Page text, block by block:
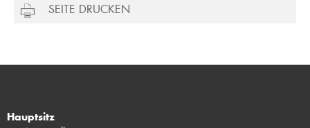
SEITE DRUCKEN
Hauptsitz